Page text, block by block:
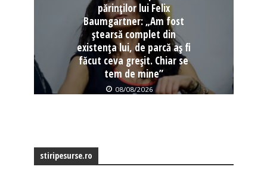
părinților lui Felix
Baumgartner: „Am fost
ștearsă complet din
existența lui, de parcă aș fi
făcut ceva greșit. Chiar se
tem de mine”
08/08/2026
stiripesurse.ro